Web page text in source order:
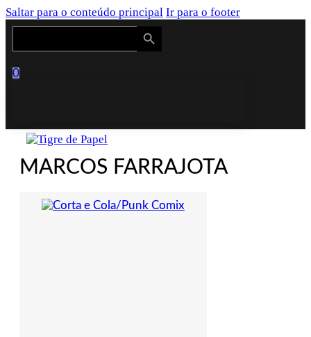
Saltar para o conteúdo principal Ir para o footer
Search
Search Button
0
MARCOS FARRAJOTA